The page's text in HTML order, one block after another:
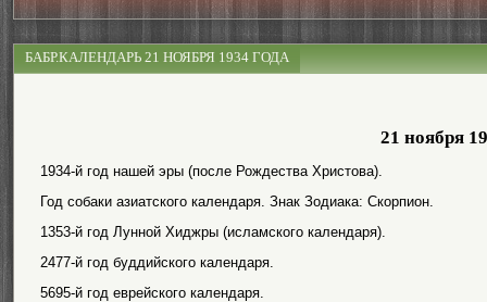
БАБР.КАЛЕНДАРЬ 21 НОЯБРЯ 1934 ГОДА
21 ноября
1934-й год нашей эры (после Рождества Христова).
Год собаки азиатского календаря. Знак Зодиака: Скорпион.
1353-й год Лунной Хиджры (исламского календаря).
2477-й год буддийского календаря.
5695-й год еврейского календаря.